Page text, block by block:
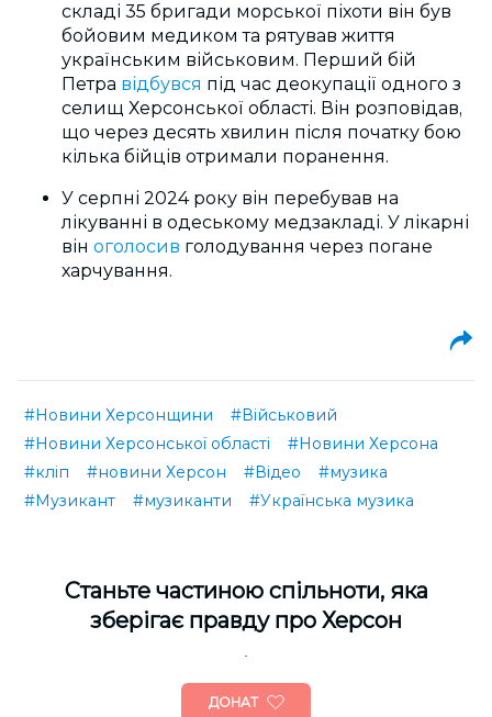
складі 35 бригади морської піхоти він був
бойовим медиком та рятував життя
українським військовим. Перший бій
Петра відбувся під час деокупації одного з
селищ Херсонської області. Він розповідав,
що через десять хвилин після початку бою
кілька бійців отримали поранення.
У серпні 2024 року він перебував на
лікуванні в одеському медзакладі. У лікарні
він оголосив голодування через погане
харчування.
#Новини Херсонщини
#Військовий
#Новини Херсонської області
#Новини Херсона
#кліп
#новини Херсон #Відео
#музика
#Музикант
#музиканти #Українська музика
Cтаньте частиною спільноти, яка
зберігає правду про Херсон
ДОНАТ